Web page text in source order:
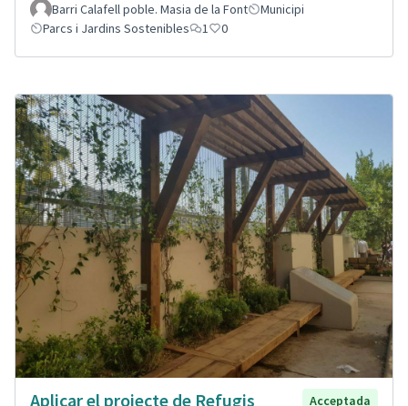
Barri Calafell poble. Masia de la Font
Municipi
Parcs i Jardins Sostenibles
1 0
Aplicar el projecte de Refugis Acceptada